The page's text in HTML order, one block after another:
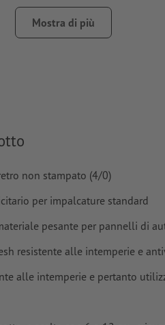
FOGRA51 (PSO Coated v3)
di ortografia e sintassi
i dati di stampa?
Mostra di più
non stampato (4/0)
per impalcature standard
pesante per pannelli di
resistente alle intemperie e
alle intemperie e pertanto